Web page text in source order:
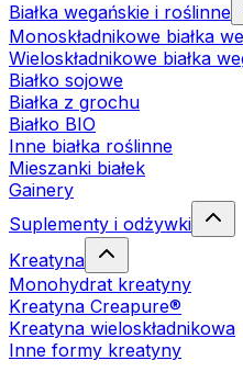
Białka wegańskie i roślinne
Monoskładnikowe białka
Wieloskładnikowe białka
Białko sojowe
Białka z grochu
Białko BIO
Inne białka roślinne
Mieszanki białek
Gainery
Suplementy i odżywki
Kreatyna
Monohydrat kreatyny
Kreatyna Creapure®
Kreatyna wieloskładnikowa
Inne formy kreatyny